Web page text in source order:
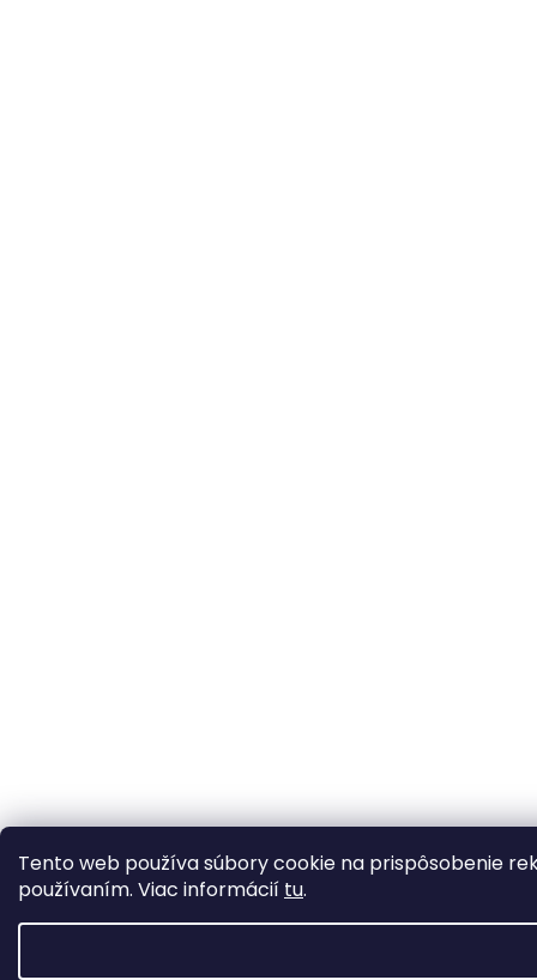
Tento web používa súbory cookie na prispôsobenie
používaním. Viac informácií tu.